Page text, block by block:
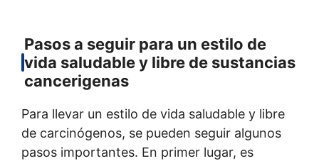
Pasos a seguir para un estilo de
vida saludable y libre de sustancias
cancerigenas
Para llevar un estilo de vida saludable y libre
de carcinógenos, se pueden seguir algunos
pasos importantes. En primer lugar, es